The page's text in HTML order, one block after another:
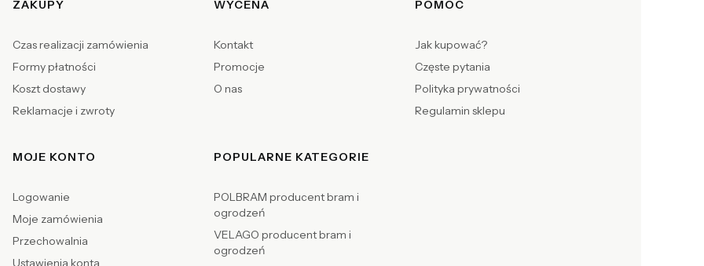
Linki w stopce
ZAKUPY
Czas realizacji zamówienia
Formy płatności
Koszt dostawy
Reklamacje i zwroty
WYCENA
Kontakt
Promocje
O nas
POMOC
Jak kupować?
Częste pytania
Polityka prywatności
Regulamin sklepu
MOJE KONTO
Logowanie
Moje zamówienia
Przechowalnia
Ustawienia konta
POPULARNE KATEGORIE
POLBRAM producent bram i
ogrodzeń
VELAGO producent bram i
ogrodzeń